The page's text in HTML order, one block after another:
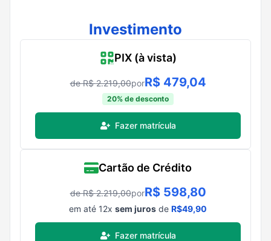
Investimento
PIX (à vista)
de R$2.219,00porR$ 479,04
20% de desconto
Fazer matrícula
Cartão de Crédito
de R$2.219,00porR$ 598,80
em até 12x sem juros de R$49,90
Fazer matrícula